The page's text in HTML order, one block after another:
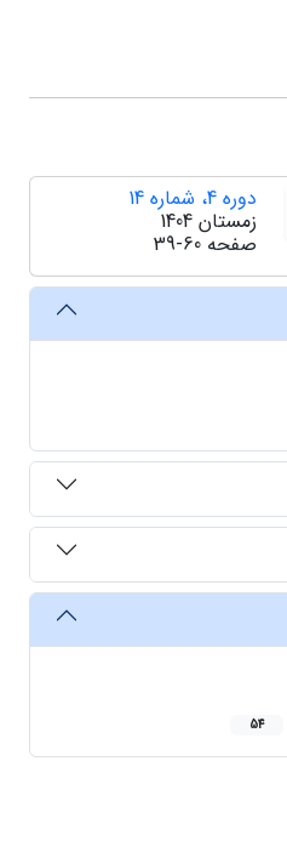
دوره 4، شماره 14
زمستان 1404
صفحه 39-60
54